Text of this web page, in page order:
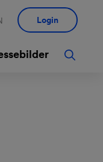
Login